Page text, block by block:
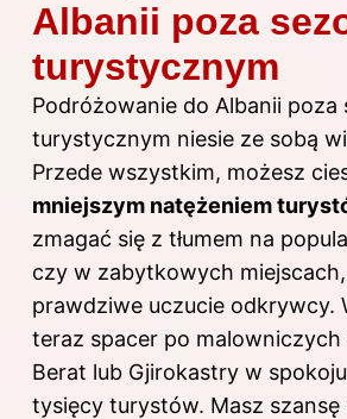
Albanii poza
turystycznym
Podróżowanie do Albanii poza
turystycznym niesie ze sobą
Przede wszystkim, możesz
mniejszym natężeniem
zmagać się z tłumem na
czy w zabytkowych
prawdziwe uczucie odkrywcy.
teraz spacer po malowniczych
Berat lub Gjirokastry w
tysięcy turystów. Masz